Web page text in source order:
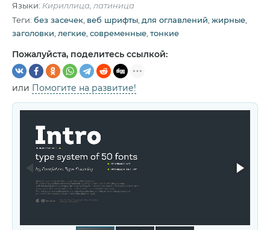
Языки: Кириллица, латиница
Теги: без засечек веб шрифты для оглавлений жирные
заголовки легкие современные тонкие
Пожалуйста, поделитесь ссылкой:
или Помогите на развитие!